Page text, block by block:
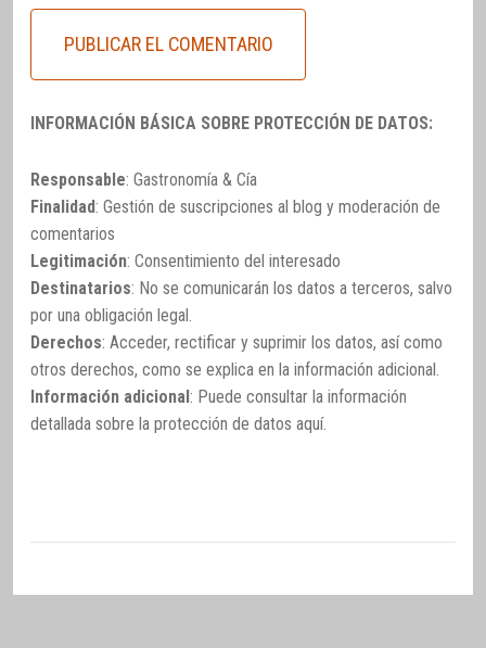
INFORMACIÓN BÁSICA SOBRE PROTECCIÓN DE DATOS:
Responsable: Gastronomía & Cía
Finalidad: Gestión de suscripciones al blog y moderación de
comentarios
Legitimación: Consentimiento del interesado
Destinatarios: No se comunicarán los datos a terceros, salvo
por una obligación legal.
Derechos: Acceder, rectificar y suprimir los datos, así como
otros derechos, como se explica en la información adicional.
Información adicional : Puede consultar la información
detallada sobre la protección de datos aquí.